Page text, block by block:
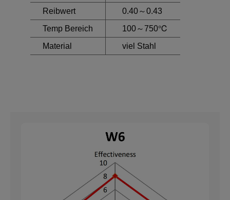
Reibwert
0.40～0.43
Temp Bereich
100～750℃
Material
viel Stahl